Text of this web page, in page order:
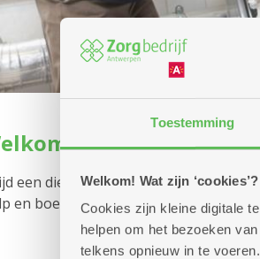
Toestemming
Welkom! Wat zijn ‘cookies’?
Cookies zijn kleine digitale
helpen om het bezoeken
telkens opnieuw in te
in het
een dienstencentrum in uw buurt
en boeiende activiteiten.